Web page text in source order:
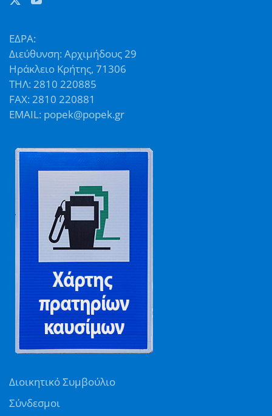
ΕΔΡΑ:
Διεύθυνση: Αρχιμήδους 29
Ηράκλειο Κρήτης, 71306
ΤΗΛ: 2810 220885
FAX: 2810 220881
EMAIL: popek@popek.gr
Διοικητικό Συμβούλιο
Σύνδεσμοι